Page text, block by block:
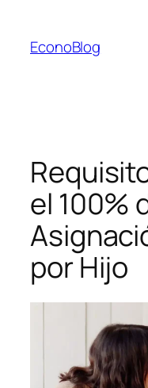
contenido
EconoBlog
el 100%
por Hijo